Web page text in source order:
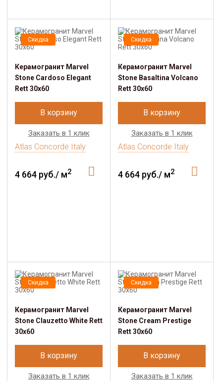
Скидка
Керамогранит Marvel
Stone Cardoso Elegant
Rett 30x60
В корзину
Заказать в 1 клик
Atlas Concorde Italy
4 664 руб./ м2
Скидка
Керамогранит Marvel
Stone Basaltina Volcano
Rett 30x60
В корзину
Заказать в 1 клик
Atlas Concorde Italy
4 664 руб./ м2
Скидка
Керамогранит Marvel
Stone Clauzetto White Rett
30x60
В корзину
Заказать в 1 клик
Скидка
Керамогранит Marvel
Stone Cream Prestige
Rett 30x60
В корзину
Заказать в 1 клик